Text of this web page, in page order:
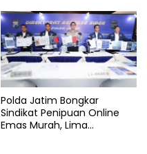
Polda Jatim Bongkar
Sindikat Penipuan Online
Emas Murah, Lima